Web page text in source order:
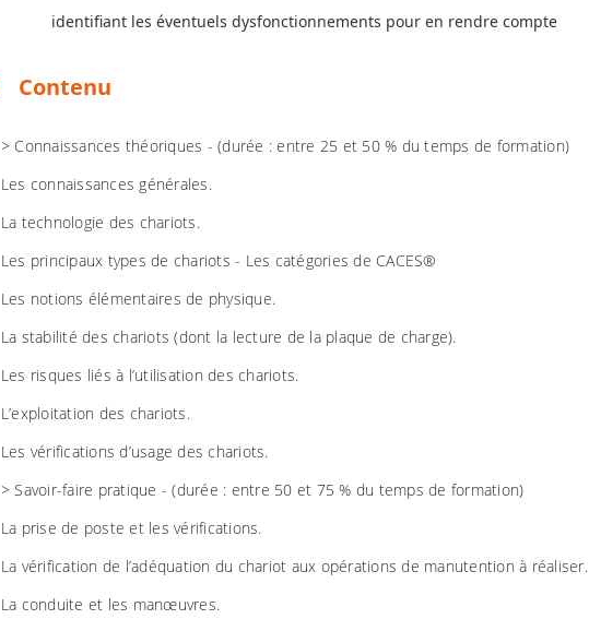
identifiant les éventuels dysfonctionnements pour en rendre compte
Contenu
> Connaissances théoriques - (durée : entre 25 et 50 % du temps de formation)
Les connaissances générales.
La technologie des chariots.
Les principaux types de chariots - Les catégories de CACES®
Les notions élémentaires de physique.
La stabilité des chariots (dont la lecture de la plaque de charge).
Les risques liés à l’utilisation des chariots.
L’exploitation des chariots.
Les vérifications d’usage des chariots.
> Savoir-faire pratique - (durée : entre 50 et 75 % du temps de formation)
La prise de poste et les vérifications.
La vérification de l’adéquation du chariot aux opérations de manutention à réaliser.
La conduite et les manœuvres.